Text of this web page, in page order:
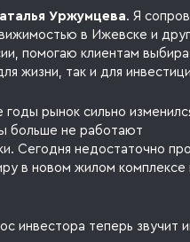
Уржумцева. Я
в Ижевске и
помогаю клиентам
жизни, так и для
годы рынок сильно
больше не работают
Сегодня недостаточно
в новом жилом комплексе
инвестора теперь звучит